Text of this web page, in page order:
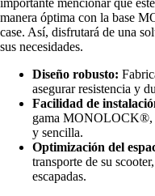
importante mencionar que
manera óptima con la base
case. Así, disfrutará de una
sus necesidades.
Diseño robusto:
asegurar resistencia y
Facilidad de
gama MONOLOCK®,
y sencilla.
Optimización del
transporte de su
escapadas.